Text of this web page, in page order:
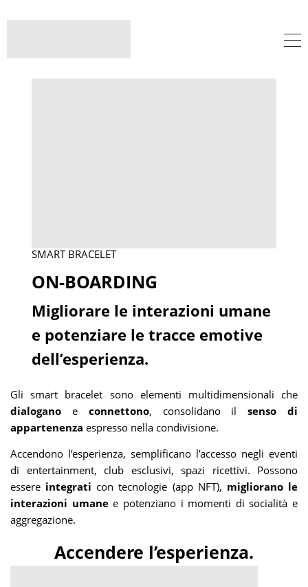
SMART BRACELET
ON-BOARDING
Migliorare le interazioni umane
e potenziare le tracce emotive
dell’esperienza.
Gli smart bracelet sono elementi multidimensionali che
dialogano e connettono, consolidano ilsenso di
appartenenza espresso nella condivisione.
Accendono l’esperienza, semplificano l’accesso negli eventi
di entertainment, club esclusivi, spazi ricettivi. Possono
essere integrati con tecnologie (app NFT), migliorano le
interazioni umanee potenziano i momenti di socialità e
aggregazione.
Accendere l’esperienza.